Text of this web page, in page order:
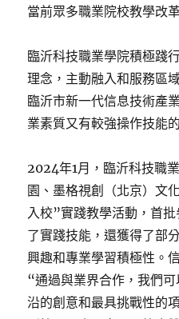
當前眾多職業院校教學改
臨沂科技職業學院積極踐
理念，主動融入和服務區
臨沂市新一代信息技術產
業素質又有較強操作技能
2024年1月，臨沂科技職
園、墨格視創（北京）文
入校”實踐教學活動，首
了實踐技能，還獲得了部
興趣和專業學習積極性。
“通過與業界合作，我們
沿的創意和最具挑戰性的